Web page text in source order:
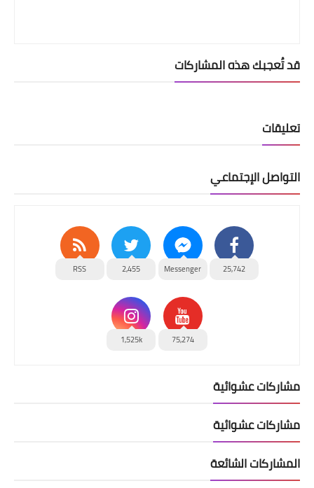
قد تُعجبك هذه المشاركات
تعليقات
التواصل الإجتماعي
25,742
Messenger
2,455
RSS
75,274
1,525k
مشاركات عشوائية
مشاركات عشوائية
المشاركات الشائعة